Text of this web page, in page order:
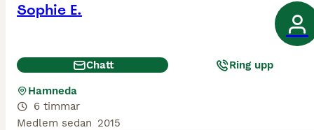
Sophie E.
Chatt Ring upp
Hamneda
6 timmar
Medlem sedan 2015